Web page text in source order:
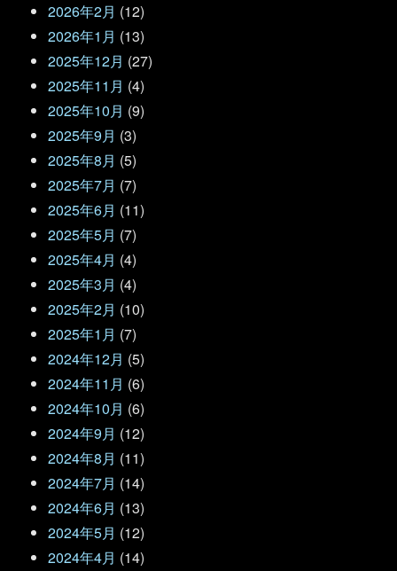
2026年2月 (12)
2026年1月 (13)
2025年12月 (27)
2025年11月 (4)
2025年10月 (9)
2025年9月 (3)
2025年8月 (5)
2025年7月 (7)
2025年6月 (11)
2025年5月 (7)
2025年4月 (4)
2025年3月 (4)
2025年2月 (10)
2025年1月 (7)
2024年12月 (5)
2024年11月 (6)
2024年10月 (6)
2024年9月 (12)
2024年8月 (11)
2024年7月 (14)
2024年6月 (13)
2024年5月 (12)
2024年4月 (14)